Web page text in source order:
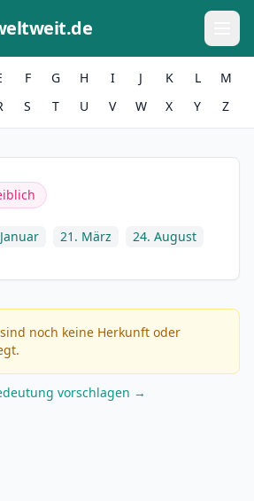
F G H I J K L
M
S T U V W X Y Z
21. März 24. August
noch keine Herkunft oder
vorschlagen →